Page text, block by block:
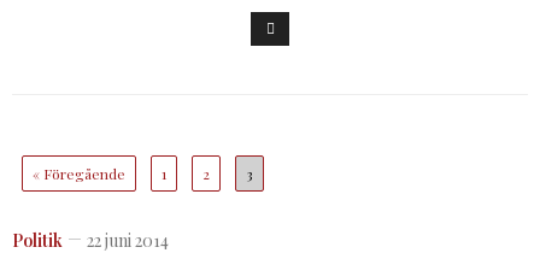
« Föregående 1 2 3
Politik 22 juni 2014